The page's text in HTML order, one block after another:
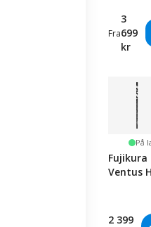
Fra
3
699
kr
På
Fujikura
Ventus
2 399